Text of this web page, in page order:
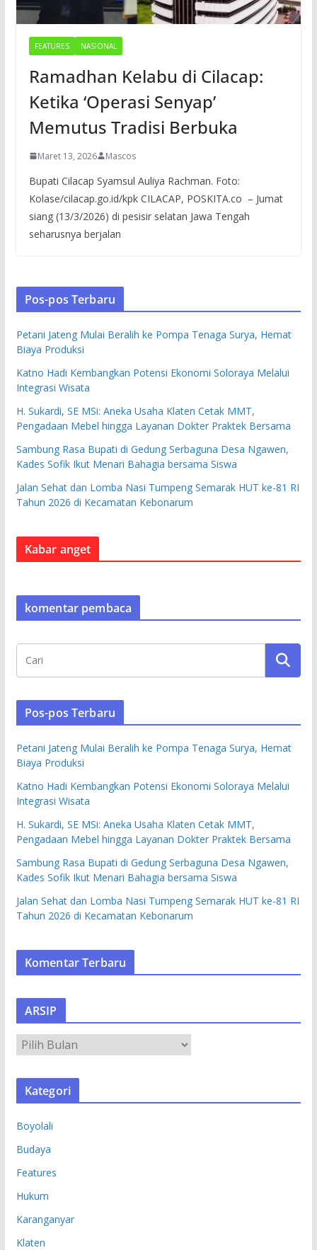
FEATURES NASIONAL
Ramadhan Kelabu di Cilacap:
Ketika ‘Operasi Senyap’
Memutus Tradisi Berbuka
Maret 13, 2026 Mascos
Bupati Cilacap Syamsul Auliya Rachman. Foto:
Kolase/cilacap.go.id/kpk CILACAP, POSKITA.co – Jumat
siang (13/3/2026) di pesisir selatan Jawa Tengah
seharusnya berjalan
Pos-pos Terbaru
Petani Jateng Mulai Beralih ke Pompa Tenaga Surya, Hemat
Biaya Produksi
Katno Hadi Kembangkan Potensi Ekonomi Soloraya Melalui
Integrasi Wisata
H. Sukardi, SE MSi: Aneka Usaha Klaten Cetak MMT,
Pengadaan Mebel hingga Layanan Dokter Praktek Bersama
Sambung Rasa Bupati di Gedung Serbaguna Desa Ngawen,
Kades Sofik Ikut Menari Bahagia bersama Siswa
Jalan Sehat dan Lomba Nasi Tumpeng Semarak HUT ke-81 RI
Tahun 2026 di Kecamatan Kebonarum
Kabar anget
komentar pembaca
Pos-pos Terbaru
Petani Jateng Mulai Beralih ke Pompa Tenaga Surya, Hemat
Biaya Produksi
Katno Hadi Kembangkan Potensi Ekonomi Soloraya Melalui
Integrasi Wisata
H. Sukardi, SE MSi: Aneka Usaha Klaten Cetak MMT,
Pengadaan Mebel hingga Layanan Dokter Praktek Bersama
Sambung Rasa Bupati di Gedung Serbaguna Desa Ngawen,
Kades Sofik Ikut Menari Bahagia bersama Siswa
Jalan Sehat dan Lomba Nasi Tumpeng Semarak HUT ke-81 RI
Tahun 2026 di Kecamatan Kebonarum
Komentar Terbaru
ARSIP
R
S
Kategori
Boyolali
Budaya
Features
Hukum
Karanganyar
Klaten